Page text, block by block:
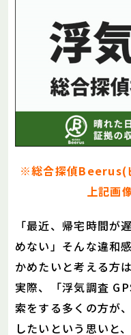
※総合探偵Beerus(
上記画
「最近、帰宅時間が
めない」そんな違和
かめたいと考える方
実際、「浮気調査
索をする多くの方が
したいという思いと